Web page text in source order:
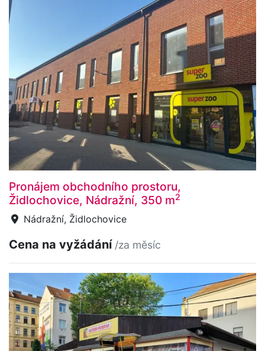
Pronájem obchodního prostoru,
Židlochovice, Nádražní, 350 m2
Nádražní, Židlochovice
Cena na vyžádání /za měsíc